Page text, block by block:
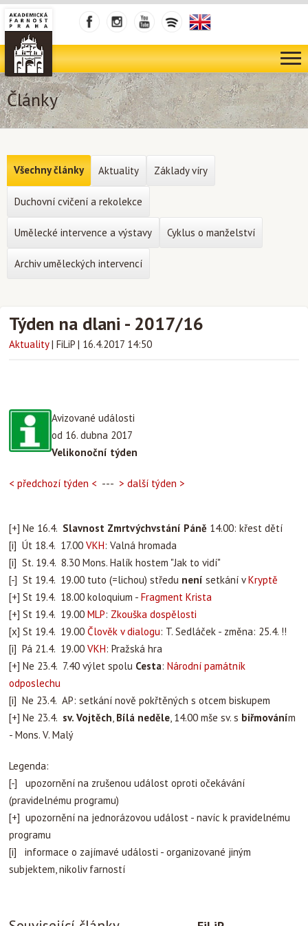
Články
Týden na dlani - 2017/16
Aktuality | FiLiP | 16.4.2017 14:50
Avizované události
od 16. dubna 2017
Velikonoční týden
< předchozí týden < --- > další týden >
[+] Ne 16.4. Slavnost Zmrtvýchvstání Páně 14.00: křest dětí
[i] Út 18.4. 17.00 VKH: Valná hromada
[i] St. 19.4. 8.30 Mons. Halík hostem "Jak to vidí"
[-] St 19.4. 19.00 tuto (=lichou) středu není setkání vKryptě
[+] St 19.4. 18.00 koloquium - Fragment Krista
[+] St 19.4. 19.00 MLP: Zkouška dospělosti
[x] St 19.4. 19.00 Člověk v dialogu: T. Sedláček - změna: 25.4. !!
[i] Pá 21.4. 19.00 VKH: Pražská hra
[+] Ne 23.4. 7.40 výlet spolu Cesta: Národní památník
odposlechu
[i] Ne 23.4. AP: setkání nově pokřtěných s otcem biskupem
[+] Ne 23.4. sv. Vojtěch, Bílá neděle, 14.00 mše sv. s biřmováním
- Mons. V. Malý
Legenda:
[-] upozornění na zrušenou událost oproti očekávání
(pravidelnému programu)
[+] upozornění na jednorázovou událost - navíc k pravidelnému
programu
[i] informace o zajímavé události - organizované jiným
subjektem, nikoliv farností
Všechny články Aktuality Základy víry
Duchovní cvičení a rekolekce
Umělecké intervence a výstavy Cyklus o manželství
Archiv uměleckých intervencí